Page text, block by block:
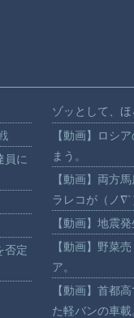
に
否定
ゾッとして、ほ
【動画】ロシ
まう。
【動画】両方
ラレコが（ノ∇`
【動画】地震
【動画】野菜
ア。
【動画】首都
た軽バンの車載